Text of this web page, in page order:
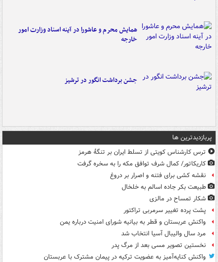
همایش محرم و عاشورا در آینه اسناد وزارت امور
خارجه
جشن برداشت انگور در ترشیز
پربازدیدترین ها
ترس کارشناس کویتی از تسلط ایران بر تنگۀ هرمز
کاریکاتور/ کمال شرف توافق مکه را به سخره گرفت
نقشه کشی برای فتنه و اصرار بر دروغ
طبیعت بکر جاده اسالم به خلخال
شکار تمساح در مالزی
پشت پرده تغییر سرمربی تراکتور
واکنش عربستان و قطر به بیانیه شورای امنیت درباره یمن
مرد سال والیبال آسیا انتخاب شد
نخستین تصویر مسی بعد از مرگ پدر
واکنش کنایه‌آمیز به عضویت ترکیه در پیمان مشترک با عربستان